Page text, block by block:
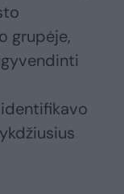
grupėje,